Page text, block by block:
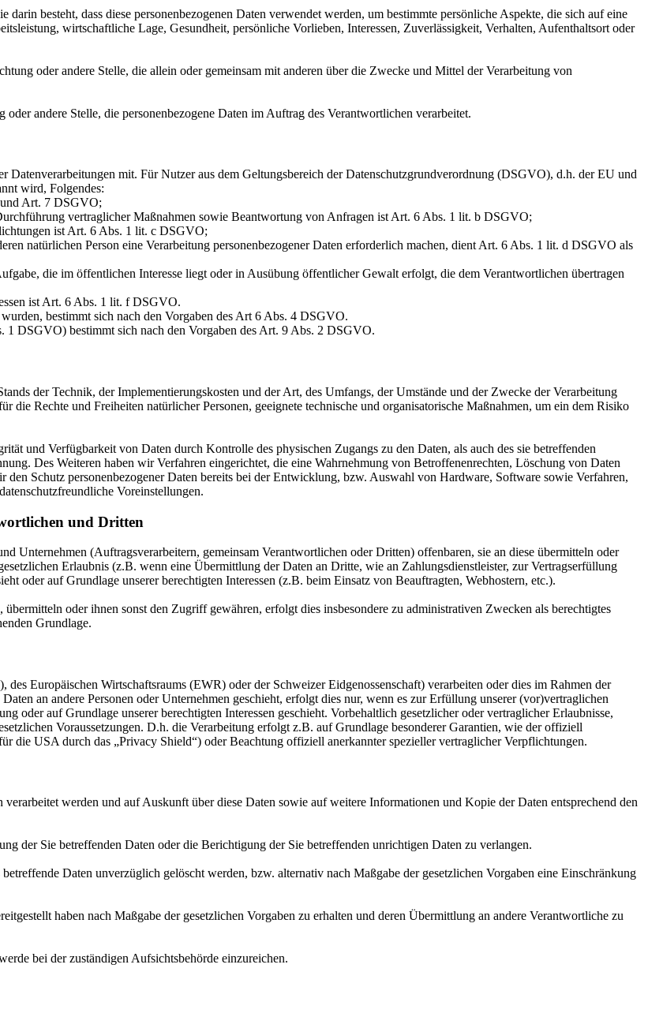
besteht, dass diese personenbezogenen Daten verwendet werden, um bestimmte persönliche Aspekte, die sich auf eine
wirtschaftliche Lage, Gesundheit, persönliche Vorlieben, Interessen, Zuverlässigkeit, Verhalten, Aufenthaltsort oder
oder andere Stelle, die allein oder gemeinsam mit anderen über die Zwecke und Mittel der Verarbeitung von
andere Stelle, die personenbezogene Daten im Auftrag des Verantwortlichen verarbeitet.
mit. Für Nutzer aus dem Geltungsbereich der Datenschutzgrundverordnung (DSGVO), d.h. der EU und
wird, Folgendes:
Art. 7 DSGVO;
vertraglicher Maßnahmen sowie Beantwortung von Anfragen ist Art. 6 Abs. 1 lit. b DSGVO;
ist Art. 6 Abs. 1 lit. c DSGVO;
natürlichen Person eine Verarbeitung personenbezogener Daten erforderlich machen, dient Art. 6 Abs. 1 lit. d DSGVO als
die im öffentlichen Interesse liegt oder in Ausübung öffentlicher Gewalt erfolgt, die dem Verantwortlichen übertragen
ist Art. 6 Abs. 1 lit. f DSGVO.
bestimmt sich nach den Vorgaben des Art 6 Abs. 4 DSGVO.
DSGVO) bestimmt sich nach den Vorgaben des Art. 9 Abs. 2 DSGVO.
der Technik, der Implementierungskosten und der Art, des Umfangs, der Umstände und der Zwecke der Verarbeitung
Rechte und Freiheiten natürlicher Personen, geeignete technische und organisatorische Maßnahmen, um ein dem Risiko
und Verfügbarkeit von Daten durch Kontrolle des physischen Zugangs zu den Daten, als auch des sie betreffenden
Des Weiteren haben wir Verfahren eingerichtet, die eine Wahrnehmung von Betroffenenrechten, Löschung von Daten
Schutz personenbezogener Daten bereits bei der Entwicklung, bzw. Auswahl von Hardware, Software sowie Verfahren,
Voreinstellungen.
und Dritten
Unternehmen (Auftragsverarbeitern, gemeinsam Verantwortlichen oder Dritten) offenbaren, sie an diese übermitteln oder
Erlaubnis (z.B. wenn eine Übermittlung der Daten an Dritte, wie an Zahlungsdienstleister, zur Vertragserfüllung
oder auf Grundlage unserer berechtigten Interessen (z.B. beim Einsatz von Beauftragten, Webhostern, etc.).
oder ihnen sonst den Zugriff gewähren, erfolgt dies insbesondere zu administrativen Zwecken als berechtigtes
Grundlage.
Europäischen Wirtschaftsraums (EWR) oder der Schweizer Eidgenossenschaft) verarbeiten oder dies im Rahmen der
an andere Personen oder Unternehmen geschieht, erfolgt dies nur, wenn es zur Erfüllung unserer (vor)vertraglichen
auf Grundlage unserer berechtigten Interessen geschieht. Vorbehaltlich gesetzlicher oder vertraglicher Erlaubnisse,
Voraussetzungen. D.h. die Verarbeitung erfolgt z.B. auf Grundlage besonderer Garantien, wie der offiziell
die USA durch das „Privacy Shield“) oder Beachtung offiziell anerkannter spezieller vertraglicher Verpflichtungen.
werden und auf Auskunft über diese Daten sowie auf weitere Informationen und Kopie der Daten entsprechend den
der Sie betreffenden Daten oder die Berichtigung der Sie betreffenden unrichtigen Daten zu verlangen.
Daten unverzüglich gelöscht werden, bzw. alternativ nach Maßgabe der gesetzlichen Vorgaben eine Einschränkung
haben nach Maßgabe der gesetzlichen Vorgaben zu erhalten und deren Übermittlung an andere Verantwortliche zu
bei der zuständigen Aufsichtsbehörde einzureichen.